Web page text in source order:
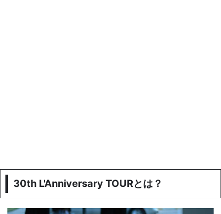
30th L'Anniversary TOURとは？